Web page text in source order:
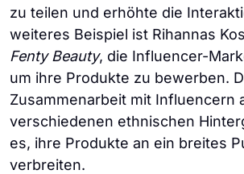
zu teilen und erhöhte die
weiteres Beispiel ist Rihannas
Fenty Beauty, die Influencer-
um ihre Produkte zu bewerben.
Zusammenarbeit mit Influencern
verschiedenen ethnischen
es, ihre Produkte an ein breites
verbreiten.